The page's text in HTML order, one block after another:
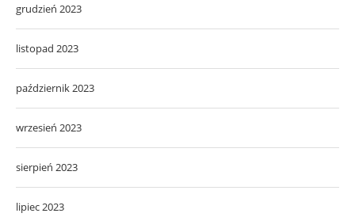
grudzień 2023
listopad 2023
październik 2023
wrzesień 2023
sierpień 2023
lipiec 2023